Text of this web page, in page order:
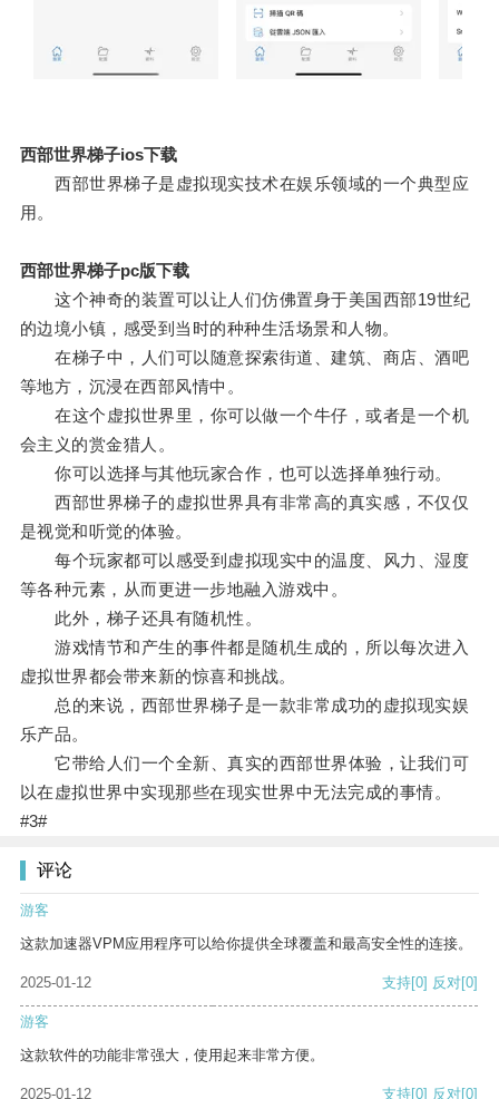
西部世界梯子ios下载
西部世界梯子是虚拟现实技术在娱乐领域的一个典型应
用。
西部世界梯子pc版下载
这个神奇的装置可以让人们仿佛置身于美国西部19世纪
的边境小镇，感受到当时的种种生活场景和人物。
在梯子中，人们可以随意探索街道、建筑、商店、酒吧
等地方，沉浸在西部风情中。
在这个虚拟世界里，你可以做一个牛仔，或者是一个机
会主义的赏金猎人。
你可以选择与其他玩家合作，也可以选择单独行动。
西部世界梯子的虚拟世界具有非常高的真实感，不仅仅
是视觉和听觉的体验。
每个玩家都可以感受到虚拟现实中的温度、风力、湿度
等各种元素，从而更进一步地融入游戏中。
此外，梯子还具有随机性。
游戏情节和产生的事件都是随机生成的，所以每次进入
虚拟世界都会带来新的惊喜和挑战。
总的来说，西部世界梯子是一款非常成功的虚拟现实娱
乐产品。
它带给人们一个全新、真实的西部世界体验，让我们可
以在虚拟世界中实现那些在现实世界中无法完成的事情。
#3#
评论
游客
这款加速器VPM应用程序可以给你提供全球覆盖和最高安全性的连接。
2025-01-12 支持[0] 反对[0]
游客
这款软件的功能非常强大，使用起来非常方便。
2025-01-12 支持[0] 反对[0]